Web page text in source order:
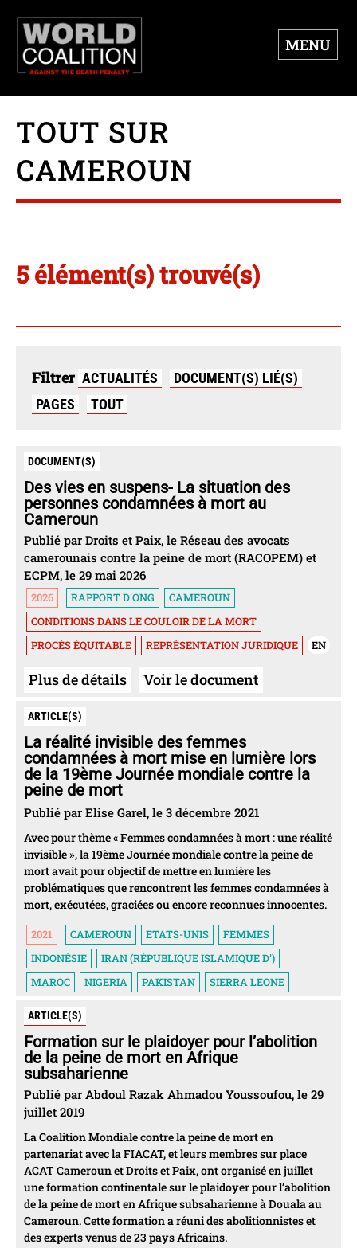
MENU
TOUT SUR
CAMEROUN
5 élément(s) trouvé(s)
Filtrer ACTUALITÉS
DOCUMENT(S) LIÉ(S)
PAGES
TOUT
DOCUMENT(S)
Des vies en suspens- La situation des
personnes condamnées à mort au
Cameroun
Publié par Droits et Paix, le Réseau des avocats
camerounais contre la peine de mort (RACOPEM) et
ECPM, le 29 mai 2026
2026 RAPPORT D'ONG
CAMEROUN
CONDITIONS DANS LE COULOIR DE LA MORT
PROCÈS ÉQUITABLE
REPRÉSENTATION JURIDIQUE EN
Plus de détails Voir le document
ARTICLE(S)
La réalité invisible des femmes
condamnées à mort mise en lumière lors
de la 19ème Journée mondiale contre la
peine de mort
Publié par Elise Garel, le 3 décembre 2021
Avec pour thème « Femmes condamnées à mort : une réalité
invisible », la 19ème Journée mondiale contre la peine de
mort avait pour objectif de mettre en lumière les
problématiques que rencontrent les femmes condamnées à
mort, exécutées, graciées ou encore reconnues innocentes.
2021 CAMEROUN ETATS-UNIS
FEMMES
INDONÉSIE
IRAN (RÉPUBLIQUE ISLAMIQUE D')
MAROC
NIGERIA PAKISTAN SIERRA LEONE
ARTICLE(S)
Formation sur le plaidoyer pour l’abolition
de la peine de mort en Afrique
subsaharienne
Publié par Abdoul Razak Ahmadou Youssoufou, le 29
juillet 2019
La Coalition Mondiale contre la peine de mort en
partenariat avec la FIACAT, et leurs membres sur place
ACAT Cameroun et Droits et Paix, ont organisé en juillet
une formation continentale sur le plaidoyer pour l’abolition
de la peine de mort en Afrique subsaharienne à Douala au
Cameroun. Cette formation a réuni des abolitionnistes et
des experts venus de 23 pays Africains.